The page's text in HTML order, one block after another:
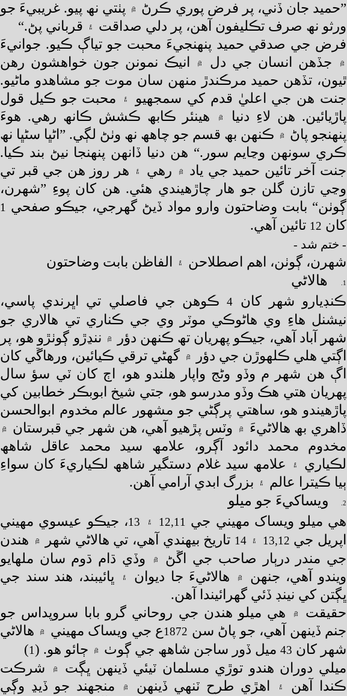
”حميد جان ڏني، پر فرض پوري ڪرڻ ۾ پٺتي نھ پيو. غريبيءَ جو
ورثو نھ صرف تڪليفون آھن، پر دلي صداقت ۽ قرباني پڻ.“
فرض جي صدقي حميد پنھنجيءَ محبت جو تياڳ ڪيو. جوانيءَ
۾ جڏھن انسان جي دل ۾ انيڪ نمونن جون خواھشون رھن
ٿيون، تڏھن حميد مرڪندڙ منھن سان موت جو مشاھدو ماڻيو.
جنت ھن جي اعليٰ قدم کي سمجھيو ۽ محبت جو ڪيل قول
پاڙيائين. ھن لاءِ دنيا ۾ ھينئر ڪابھ ڪشش ڪانھ رھي. ھوءَ
پنھنجو پاڻ ۾ ڪنھن بھ قسم جو چاھھ نھ وٺڻ لڳي. ”اڻڀا سڻڀا نھ
ڪري سونھن وڃايم سور.“ ھن دنيا ڏانھن پنھنجا نيڻ بند ڪيا.
جنت آخر تائين حميد جي ياد ۾ رھي ۽ ھر روز ھن جي قبر تي
وڃي تازن گلن جو ھار چاڙھيندي ھئي. ھن کان پوءِ ”شھرن،
ڳوٺن“ بابت وضاحتون وارو مواد ڏيڻ گھرجي، جيڪو صفحي
1
کان 12 تائين آھي.
- ختم شد -
شھرن، ڳوٺن، اھم اصطلاحن ۽ الفاظن بابت وضاحتون
1. ھالاڻي
ڪنڊيارو شھر کان 4
ڪوھن جي فاصلي تي اڀرندي پاسي،
نيشنل ھاءِ وي ھاڻوڪي موٽر وي جي ڪناري تي ھالاري جو
شھر آباد آھي، جيڪو پھريان تھ ڪنھن دؤر ۾ ننڍڙو ڳوٺڙو ھو، پر
اڳتي ھلي ڪلھوڙن جي دؤر ۾ گھڻي ترقي ڪيائين، ورھاڱي کان
اڳ ھن شھر م وڏو وڻج واپار ھلندو ھو، اڄ کان ٽي سؤ سال
پھريان ھتي ھڪ وڏو مدرسو ھو، جتي شيخ ابوبڪر خطابين کي
پاڙھيندو ھو، ساھتي پرڳڻي جو مشھور عالم مخدوم ابوالحسن
ڏاھري بھ ھالاڻيءَ ۾ وٽس پڙھيو آھي، ھن شھر جي قبرستان ۾
مخدوم محمد دائود آڳرو، علامھ سيد محمد عاقل شاھھ
لڪياري ۽ علامھ سيد غلام دستگير شاھھ لڪياريءَ کان سواءِ
ٻيا ڪيترا عالم ۽ بزرگ ابدي آرامي آھن.
2. ويساکيءَ جو ميلو
ھي ميلو ويساک مھيني جي 12,11 ۽ 13، جيڪو عيسوي مھيني
اپريل جي 13,12 ۽14 تاريخ بيھندي آھي، تي ھالاڻي شھر ۾ ھندن
جي مندر درٻار صاحب جي اڱڻ ۾ وڏي ڌام ڌوم سان ملھايو
ويندو آھي، جنھن ۾ ھالاڻيءَ جا ديوان ۽ ڀائيبند، ھند سند جي
ڀڳتن کي نينڊ ڏئي گھرائيندا آھن.
حقيقت ۾ ھي ميلو ھندن جي روحاني گرو بابا سروپداس جو
جنم ڏينھن آھي، جو پاڻ سن 1872ع جي ويساک مھيني ۾ ھالاڻي
شھر کان 43 ميل ڏور ساجن شاھھ جي ڳوٺ ۾ ڄائو ھو. (1
)
ميلي دوران ھندو توڙي مسلمان ٽيئي ڏينھن ڀڳت ۾ شرڪت
ڪندا آھن ۽ اھڙي طرح ٽنھي ڏينھن ۾ منجھند جو ڏيڍ وڳي